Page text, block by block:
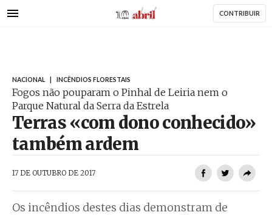
para
AbrilAbril CONTRIBUIR
NACIONAL INCÊNDIOS FLORESTAIS
Fogos não pouparam o Pinhal de Leiria nem o
Parque Natural da Serra da Estrela
Terras «com dono conhecido»
também ardem
17 DE OUTUBRO DE 2017
Os incêndios destes dias demonstram de